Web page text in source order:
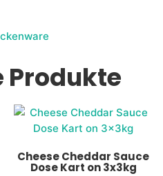
Produkte
Cheese Cheddar Sauce
Dose Kart on 3x3kg